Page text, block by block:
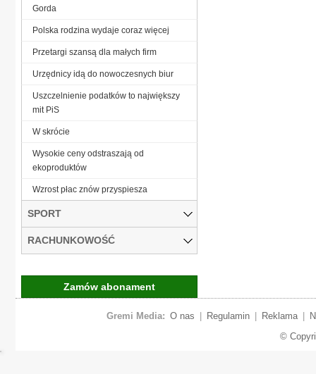
Gorda
Polska rodzina wydaje coraz więcej
Przetargi szansą dla małych firm
Urzędnicy idą do nowoczesnych biur
Uszczelnienie podatków to największy
mit PiS
W skrócie
Wysokie ceny odstraszają od
ekoproduktów
Wzrost płac znów przyspiesza
SPORT
RACHUNKOWOŚĆ
Zamów abonament
Gremi Media: O nas Regulamin Reklama
©